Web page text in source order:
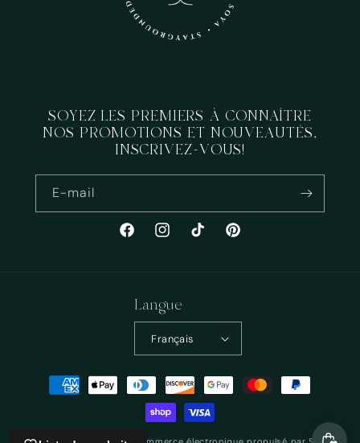
SOYEZ LES PREMIERS À CONNAÎTRE
NOS PROMOTIONS ET NOUVEAUTÉS,
INSCRIVEZ-VOUS!
E-mail
FacebookInstagramTikTok Pinterest
Langue
Français
Moyens